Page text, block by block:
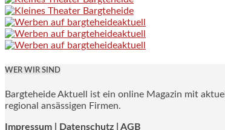
WER WIR SIND
Bargteheide Aktuell ist ein online Magazin mit
regional ansässigen Firmen.
Impressum Datenschutz | AGB